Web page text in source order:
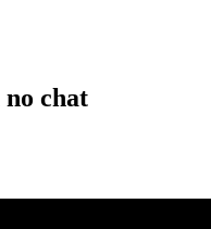
no chat